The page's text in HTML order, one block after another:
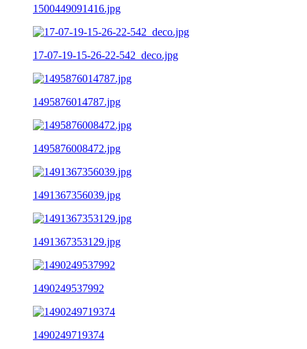
1500449091416.jpg
17-07-19-15-26-22-542_deco.jpg
1495876014787.jpg
1495876008472.jpg
1491367356039.jpg
1491367353129.jpg
1490249537992
1490249719374